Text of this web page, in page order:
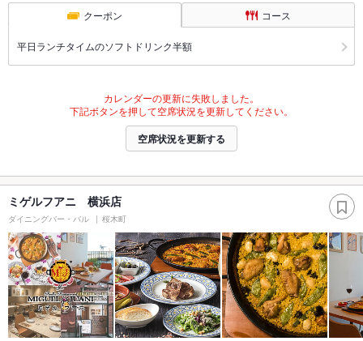
クーポン コース
平日ランチタイムのソフトドリンク半額
カレンダーの更新に失敗しました。
下記ボタンを押して空席状況を更新してください。
空席状況を更新する
ミゲルフアニ 横浜店
ダイニングバー・バル 桜木町